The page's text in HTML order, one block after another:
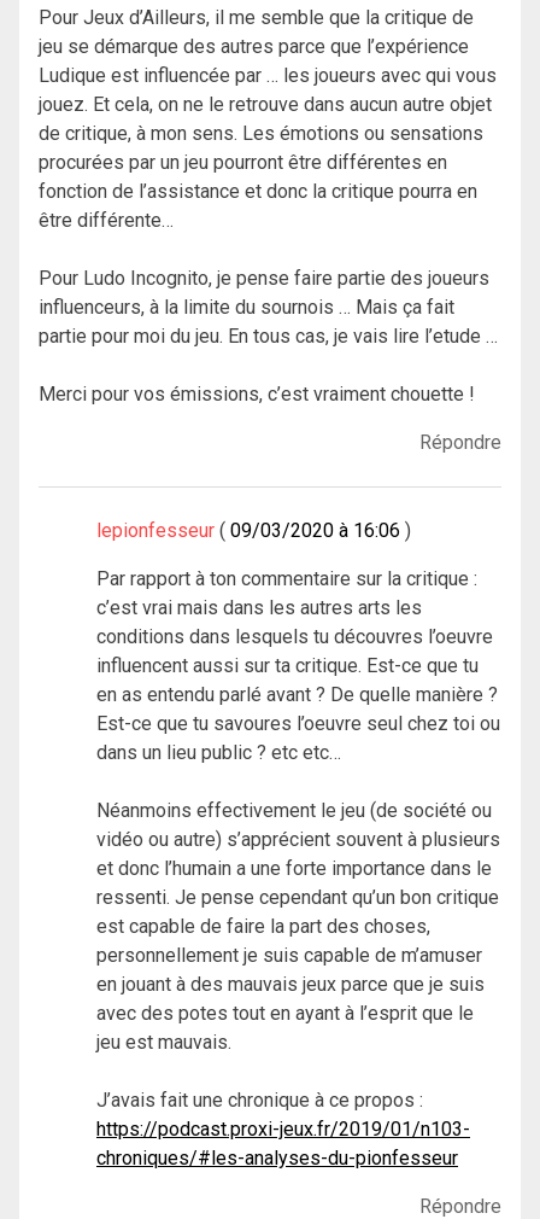
Pour Jeux d’Ailleurs, il me semble que la critique de
jeu se démarque des autres parce que l’expérience
Ludique est influencée par … les joueurs avec qui vous
jouez. Et cela, on ne le retrouve dans aucun autre objet
de critique, à mon sens. Les émotions ou sensations
procurées par un jeu pourront être différentes en
fonction de l’assistance et donc la critique pourra en
être différente…
Pour Ludo Incognito, je pense faire partie des joueurs
influenceurs, à la limite du sournois … Mais ça fait
partie pour moi du jeu. En tous cas, je vais lire l’etude …
Merci pour vos émissions, c’est vraiment chouette !
Répondre
lepionfesseur 09/03/2020 à 16:06
Par rapport à ton commentaire sur la critique :
c’est vrai mais dans les autres arts les
conditions dans lesquels tu découvres l’oeuvre
influencent aussi sur ta critique. Est-ce que tu
en as entendu parlé avant ? De quelle manière ?
Est-ce que tu savoures l’oeuvre seul chez toi ou
dans un lieu public ? etc etc…
Néanmoins effectivement le jeu (de société ou
vidéo ou autre) s’apprécient souvent à plusieurs
et donc l’humain a une forte importance dans le
ressenti. Je pense cependant qu’un bon critique
est capable de faire la part des choses,
personnellement je suis capable de m’amuser
en jouant à des mauvais jeux parce que je suis
avec des potes tout en ayant à l’esprit que le
jeu est mauvais.
J’avais fait une chronique à ce propos :
https://podcast.proxi-jeux.fr/2019/01/n103-
chroniques/#les-analyses-du-pionfesseur
Répondre